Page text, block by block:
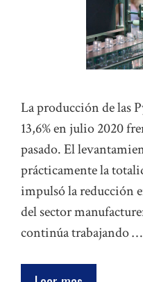
La producción de las
13,6% en julio 2020
pasado. El
prácticamente la
impulsó la reducción
del sector
continúa trabajando …